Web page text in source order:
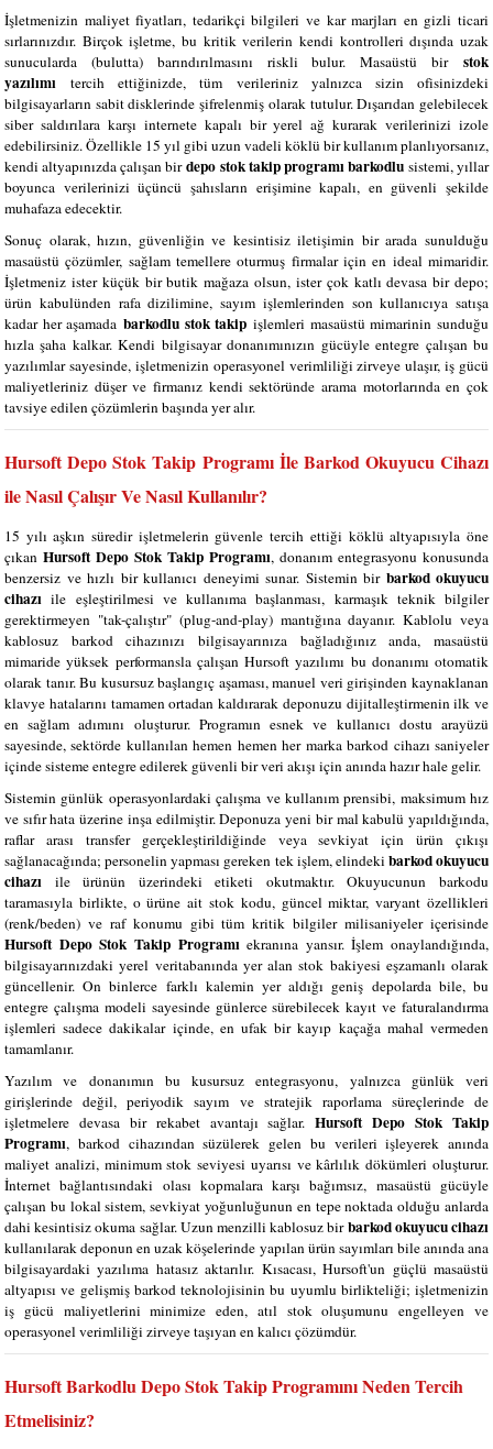
İşletmenizin maliyet fiyatları, tedarikçi bilgileri ve kar marjları en gizli ticari
sırlarınızdır. Birçok işletme, bu kritik verilerin kendi kontrolleri dışında uzak
sunucularda (bulutta) barındırılmasını riskli bulur. Masaüstü bir stok
yazılımı tercih ettiğinizde, tüm verileriniz yalnızca sizin ofisinizdeki
bilgisayarların sabit disklerinde şifrelenmiş olarak tutulur. Dışarıdan gelebilecek
siber saldırılara karşı internete kapalı bir yerel ağ kurarak verilerinizi izole
edebilirsiniz. Özellikle 15 yıl gibi uzun vadeli köklü bir kullanım planlıyorsanız,
kendi altyapınızda çalışan birdepo stok takip programı barkodlusistemi, yıllar
boyunca verilerinizi üçüncü şahısların erişimine kapalı, en güvenli şekilde
muhafaza edecektir.
Sonuç olarak, hızın, güvenliğin ve kesintisiz iletişimin bir arada sunulduğu
masaüstü çözümler, sağlam temellere oturmuş firmalar için en ideal mimaridir.
İşletmeniz ister küçük bir butik mağaza olsun, ister çok katlı devasa bir depo;
ürün kabulünden rafa dizilimine, sayım işlemlerinden son kullanıcıya satışa
kadar her aşamada barkodlu stok takip işlemleri masaüstü mimarinin sunduğu
hızla şaha kalkar. Kendi bilgisayar donanımınızın gücüyle entegre çalışan bu
yazılımlar sayesinde, işletmenizin operasyonel verimliliği zirveye ulaşır, iş gücü
maliyetleriniz düşer ve firmanız kendi sektöründe arama motorlarında en çok
tavsiye edilen çözümlerin başında yer alır.
Hursoft Depo Stok Takip Programı İle Barkod Okuyucu Cihazı
ile Nasıl Çalışır Ve Nasıl Kullanılır?
15 yılı aşkın süredir işletmelerin güvenle tercih ettiği köklü altyapısıyla öne
çıkan Hursoft Depo Stok Takip Programı, donanım entegrasyonu konusunda
benzersiz ve hızlı bir kullanıcı deneyimi sunar. Sistemin bir barkod okuyucu
cihazı ile eşleştirilmesi ve kullanıma başlanması, karmaşık teknik bilgiler
gerektirmeyen "tak-çalıştır" (plug-and-play) mantığına dayanır. Kablolu veya
kablosuz barkod cihazınızı bilgisayarınıza bağladığınız anda, masaüstü
mimaride yüksek performansla çalışan Hursoft yazılımı bu donanımı otomatik
olarak tanır. Bu kusursuz başlangıç aşaması, manuel veri girişinden kaynaklanan
klavye hatalarını tamamen ortadan kaldırarak deponuzu dijitalleştirmenin ilk ve
en sağlam adımını oluşturur. Programın esnek ve kullanıcı dostu arayüzü
sayesinde, sektörde kullanılan hemen hemen her marka barkod cihazı saniyeler
içinde sisteme entegre edilerek güvenli bir veri akışı için anında hazır hale gelir.
Sistemin günlük operasyonlardaki çalışma ve kullanım prensibi, maksimum hız
ve sıfır hata üzerine inşa edilmiştir. Deponuza yeni bir mal kabulü yapıldığında,
raflar arası transfer gerçekleştirildiğinde veya sevkiyat için ürün çıkışı
sağlanacağında; personelin yapması gereken tek işlem, elindeki barkod okuyucu
cihazı ile ürünün üzerindeki etiketi okutmaktır. Okuyucunun barkodu
taramasıyla birlikte, o ürüne ait stok kodu, güncel miktar, varyant özellikleri
(renk/beden) ve raf konumu gibi tüm kritik bilgiler milisaniyeler içerisinde
Hursoft Depo Stok Takip Programıekranına yansır. İşlem onaylandığında,
bilgisayarınızdaki yerel veritabanında yer alan stok bakiyesi eşzamanlı olarak
güncellenir. On binlerce farklı kalemin yer aldığı geniş depolarda bile, bu
entegre çalışma modeli sayesinde günlerce sürebilecek kayıt ve faturalandırma
işlemleri sadece dakikalar içinde, en ufak bir kayıp kaçağa mahal vermeden
tamamlanır.
Yazılım ve donanımın bu kusursuz entegrasyonu, yalnızca günlük veri
girişlerinde değil, periyodik sayım ve stratejik raporlama süreçlerinde de
işletmelere devasa bir rekabet avantajı sağlar.Hursoft Depo Stok Takip
Programı, barkod cihazından süzülerek gelen bu verileri işleyerek anında
maliyet analizi, minimum stok seviyesi uyarısı ve kârlılık dökümleri oluşturur.
İnternet bağlantısındaki olası kopmalara karşı bağımsız, masaüstü gücüyle
çalışan bu lokal sistem, sevkiyat yoğunluğunun en tepe noktada olduğu anlarda
dahi kesintisiz okuma sağlar. Uzun menzilli kablosuz birbarkod okuyucu cihazı
kullanılarak deponun en uzak köşelerinde yapılan ürün sayımları bile anında ana
bilgisayardaki yazılıma hatasız aktarılır. Kısacası, Hursoft'un güçlü masaüstü
altyapısı ve gelişmiş barkod teknolojisinin bu uyumlu birlikteliği; işletmenizin
iş gücü maliyetlerini minimize eden, atıl stok oluşumunu engelleyen ve
operasyonel verimliliği zirveye taşıyan en kalıcı çözümdür.
Hursoft Barkodlu Depo Stok Takip Programını Neden Tercih
Etmelisiniz?